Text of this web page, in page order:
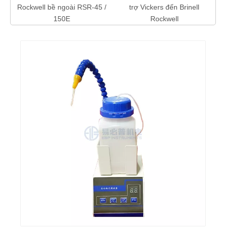
Rockwell bề ngoài RSR-45 /
150E
trợ Vickers đến Brinell
Rockwell